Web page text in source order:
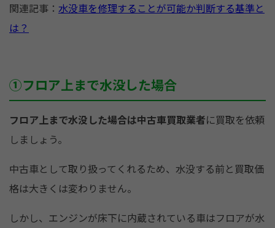
関連記事： 水没車を修理することが可能か判断する基準と
は？
①フロア上まで水没した場合
フロア上まで水没した場合は中古車買取業者に買取を依頼
しましょう。
中古車として取り扱ってくれるため、水没する前と買取価
格は大きくは変わりません。
しかし、エンジンが床下に内蔵されている車はフロアが水